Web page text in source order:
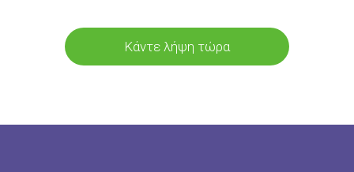
Κάντε λήψη τώρα